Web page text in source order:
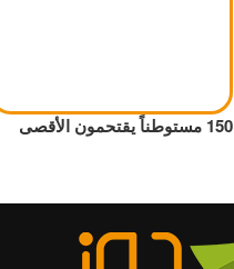
150 مستوطناً يقتحمون الأقصى